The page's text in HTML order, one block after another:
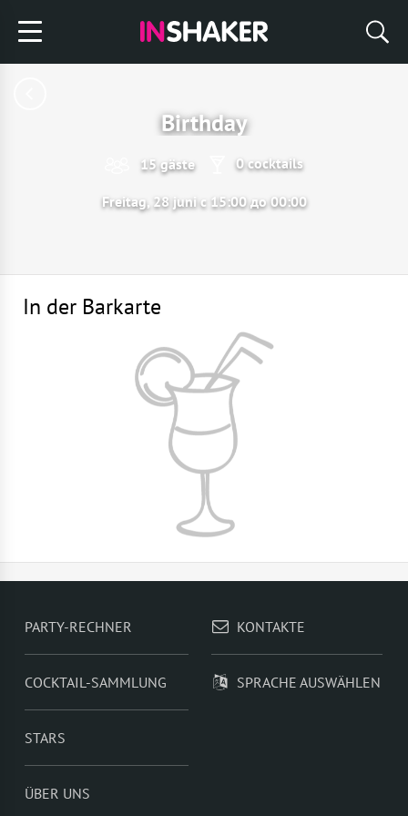
Birthday
15 gäste 0 cocktails
Freitag, 28 juni с 15:00 до 00:00
In der Barkarte
PARTY-RECHNER
COCKTAIL-SAMMLUNG
STARS
ÜBER UNS
KONTAKTE
SPRACHE AUSWÄHLEN